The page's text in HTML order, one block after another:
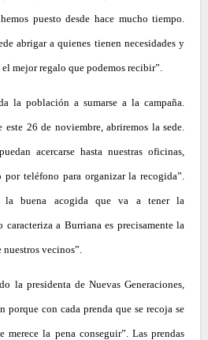
puesto desde hace mucho tiempo.
abrigar a quienes tienen necesidades y
mejor regalo que podemos recibir”.
la población a sumarse a la campaña.
26 de noviembre, abriremos la sede.
acercarse hasta nuestras oficinas,
por teléfono para organizar la recogida”.
la buena acogida que va a tener la
a Burriana es precisamente la
vecinos”.
la presidenta de Nuevas Generaciones,
porque con cada prenda que se recoja se
merece la pena conseguir”. Las prendas